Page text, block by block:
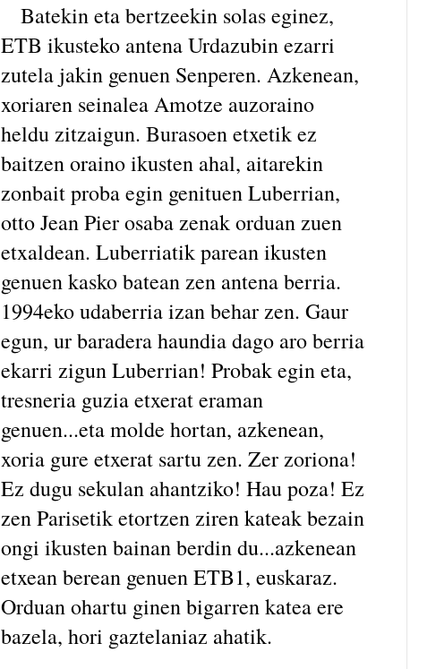
Batekin eta bertzeekin solas eginez,
ETB ikusteko antena Urdazubin ezarri
zutela jakin genuen Senperen. Azkenean,
xoriaren seinalea Amotze auzoraino
heldu zitzaigun. Burasoen etxetik ez
baitzen oraino ikusten ahal, aitarekin
zonbait proba egin genituen Luberrian,
otto Jean Pier osaba zenak orduan zuen
etxaldean. Luberriatik parean ikusten
genuen kasko batean zen antena berria.
1994eko udaberria izan behar zen. Gaur
egun, ur baradera haundia dago aro berria
ekarri zigun Luberrian! Probak egin eta,
tresneria guzia etxerat eraman
genuen...eta molde hortan, azkenean,
xoria gure etxerat sartu zen. Zer zoriona!
Ez dugu sekulan ahantziko! Hau poza! Ez
zen Parisetik etortzen ziren kateak bezain
ongi ikusten bainan berdin du...azkenean
etxean berean genuen ETB1, euskaraz.
Orduan ohartu ginen bigarren katea ere
bazela, hori gaztelaniaz ahatik.